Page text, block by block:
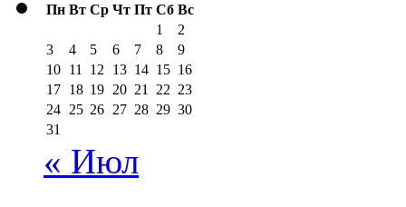
Пн Вт Ср Чт Пт Сб Вс
1
2
3
4 5 6 7 8
9
10 11 12 13 14 15 16
17 18 19 20 21 22 23
24 25 26 27 28 29 30
31
« Июл